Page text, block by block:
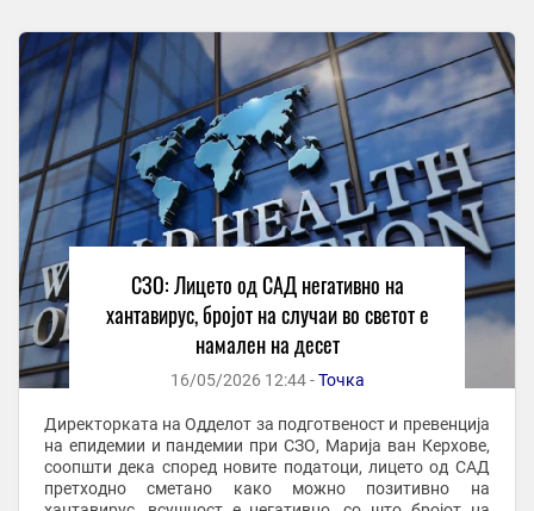
СЗО: Лицето од САД негативно на
хантавирус, бројот на случаи во светот е
намален на десет
16/05/2026 12:44 -Точка
Директорката на Одделот за подготвеност и превенција
на епидемии и пандемии при СЗО, Марија ван Керхове,
соопшти дека според новите податоци, лицето од САД
претходно сметано како можно позитивно на